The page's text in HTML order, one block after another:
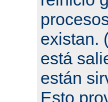
existan.
está
están
Esto